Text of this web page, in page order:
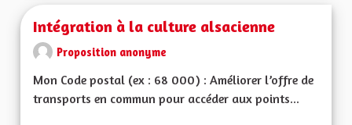
Intégration à la culture alsacienne
Proposition anonyme
Mon Code postal (ex : 68 000) : Améliorer l’offre de
transports en commun pour accéder aux points...